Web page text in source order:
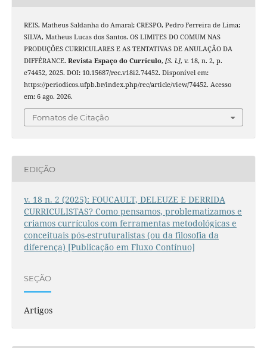
REIS, Matheus Saldanha do Amaral; CRESPO, Pedro Ferreira de Lima;
SILVA, Matheus Lucas dos Santos. OS LIMITES DO COMUM NAS
PRODUÇÕES CURRICULARES E AS TENTATIVAS DE ANULAÇÃO DA
DIFFÉRANCE. Revista Espaço do Currículo, [S. l.], v. 18, n. 2, p.
e74452, 2025. DOI: 10.15687/rec.v18i2.74452. Disponível em:
https://periodicos.ufpb.br/index.php/rec/article/view/74452. Acesso
em: 6 ago. 2026.
Fomatos de Citação
EDIÇÃO
v. 18 n. 2 (2025): FOUCAULT, DELEUZE E DERRIDA
CURRICULISTAS? Como pensamos, problematizamos e
criamos currículos com ferramentas metodológicas e
conceituais pós-estruturalistas (ou da filosofia da
diferença) [Publicação em Fluxo Contínuo]
SEÇÃO
Artigos